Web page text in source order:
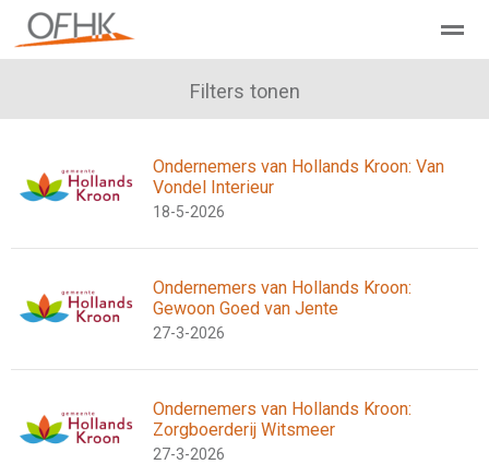
Ondernemers Federatie Hollands Kroon
Home Zoeken Nieuws Agenda
Filters tonen
Ondernemers van Hollands Kroon: Van
Vondel Interieur
18-5-2026
Ondernemers van Hollands Kroon:
Gewoon Goed van Jente
27-3-2026
Ondernemers van Hollands Kroon:
Zorgboerderij Witsmeer
27-3-2026